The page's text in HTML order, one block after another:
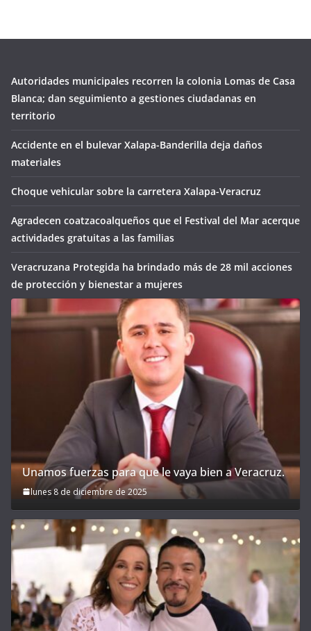
Autoridades municipales recorren la colonia Lomas de Casa
Blanca; dan seguimiento a gestiones ciudadanas en
territorio
Accidente en el bulevar Xalapa-Banderilla deja daños
materiales
Choque vehicular sobre la carretera Xalapa-Veracruz
Agradecen coatzacoalqueños que el Festival del Mar acerque
actividades gratuitas a las familias
Veracruzana Protegida ha brindado más de 28 mil acciones
de protección y bienestar a mujeres
Unamos fuerzas para que le vaya bien a Veracruz.
lunes 8 de diciembre de 2025